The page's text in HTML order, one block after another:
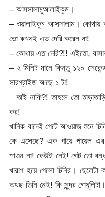
– আসসালামুআলাইকুম।
– ওয়ালাইকুম আসসালাম।
তো কখনই এত দেরি করেন না!
– কোথায় এত দেরি?!! এইতো,
– ২ মিনিট মানে কিন্তু ১২০
সারপ্রাইজ আছে ১ টা!
– তাই নাকি?! তাহলে তো
কর!
খানিক বাদেই গেটে আওয়াজ শুনে
কে এসেছে? এক পায়ে পায়েল
শাওন না! কেউই নেই! গেট তো
খারাপ হয়ে গেলো চিনির।
অথছ তিনি নেই! কি সুন্দর